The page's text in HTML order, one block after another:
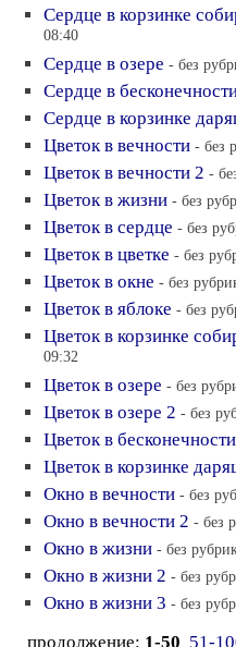
Сердце в корзинке
08:40
Сердце в озере - без
Сердце в
Сердце в корзинке
Цветок в вечности - без
Цветок в вечности 2 -
Цветок в жизни - без
Цветок в сердце - без
Цветок в цветке - без
Цветок в окне - без
Цветок в яблоке - без
Цветок в корзинке
09:32
Цветок в озере - без
Цветок в озере 2 - без
Цветок в бесконечности
Цветок в корзинке
Окно в вечности - без
Окно в вечности 2 - без
Окно в жизни - без
Окно в жизни 2 - без
Окно в жизни 3 - без
продолжение: 1-50 51-